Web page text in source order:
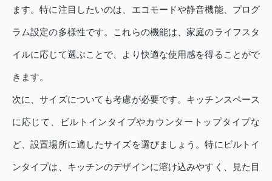
ます。特に注目したいのは、エコモードや静音機能、プログ
ラム設定の多様性です。これらの機能は、家庭のライフスタ
イルに応じて選ぶことで、より快適な使用感を得ることがで
きます。
次に、サイズについても考慮が必要です。キッチンスペース
に応じて、ビルトインタイプやカウンタートップタイプな
ど、設置場所に適したサイズを選びましょう。特にビルトイ
ンタイプは、キッチンのデザインに溶け込みやすく、見た目